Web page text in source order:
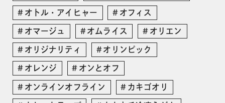
オトル・アイヒャー オフィス
オマージュ オムライス オリエン
オリジナリティ オリンピック
オレンジ オンとオフ
オンラインオフライン カキゴオリ